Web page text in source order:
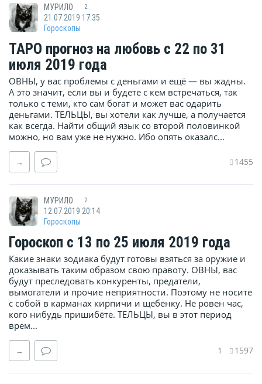
МУРИЛО 2
21.07.2019 17:35
Гороскопы
ТАРО прогноз на любовь с 22 по 31
июля 2019 года
ОВНЫ, у вас проблемы с деньгами и ещё — вы жадны.
А это значит, если вы и будете с кем встречаться, так
только с теми, кто сам богат и может вас одарить
деньгами. ТЕЛЬЦЫ, вы хотели как лучше, а получается
как всегда. Найти общий язык со второй половинкой
можно, но вам уже не нужно. Ибо опять оказалс...
→ 1455
МУРИЛО 2
12.07.2019 20:14
Гороскопы
Гороскоп с 13 по 25 июля 2019 года
Какие знаки зодиака будут готовы взяться за оружие и
доказывать таким образом свою правоту. ОВНЫ, вас
будут преследовать конкуренты, предатели,
вымогатели и прочие неприятности. Поэтому не носите
с собой в карманах кирпичи и щебёнку. Не ровен час,
кого нибудь пришибёте. ТЕЛЬЦЫ, вы в этот период
врем...
→ 1 1597